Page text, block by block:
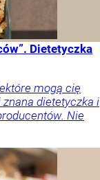
Dietetyczka
mogą cię
dietetyczka i
Nie